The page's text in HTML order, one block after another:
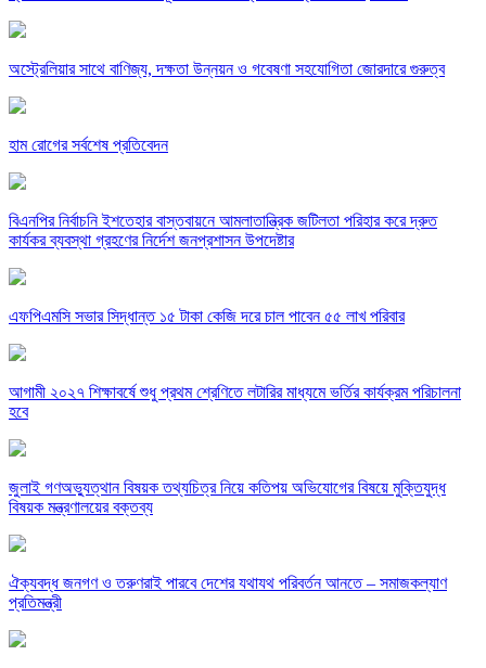
অস্ট্রেলিয়ার সাথে বাণিজ্য, দক্ষতা উন্নয়ন ও গবেষণা সহযোগিতা জোরদারে গুরুত্ব
হাম রোগের সর্বশেষ প্রতিবেদন
বিএনপির নির্বাচনি ইশতেহার বাস্তবায়নে আমলাতান্ত্রিক জটিলতা পরিহার করে দ্রুত
কার্যকর ব্যবস্থা গ্রহণের নির্দেশ জনপ্রশাসন উপদেষ্টার
এফপিএমসি সভার সিদ্ধান্ত ১৫ টাকা কেজি দরে চাল পাবেন ৫৫ লাখ পরিবার
আগামী ২০২৭ শিক্ষাবর্ষে শুধু প্রথম শ্রেণিতে লটারির মাধ্যমে ভর্তির কার্যক্রম পরিচালনা
হবে
জুলাই গণঅভ্যুত্থান বিষয়ক তথ্যচিত্র নিয়ে কতিপয় অভিযোগের বিষয়ে মুক্তিযুদ্ধ
বিষয়ক মন্ত্রণালয়ের বক্তব্য
ঐক্যবদ্ধ জনগণ ও তরুণরাই পারবে দেশের যথাযথ পরিবর্তন আনতে – সমাজকল্যাণ
প্রতিমন্ত্রী